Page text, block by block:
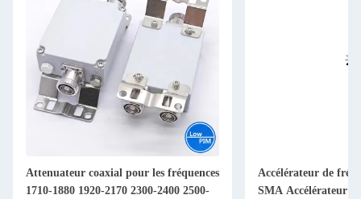
Attenuateur coaxial pour les fréquences
1710-1880 1920-2170 2300-2400 2500-
Accélérateur de
SMA Accélérateur